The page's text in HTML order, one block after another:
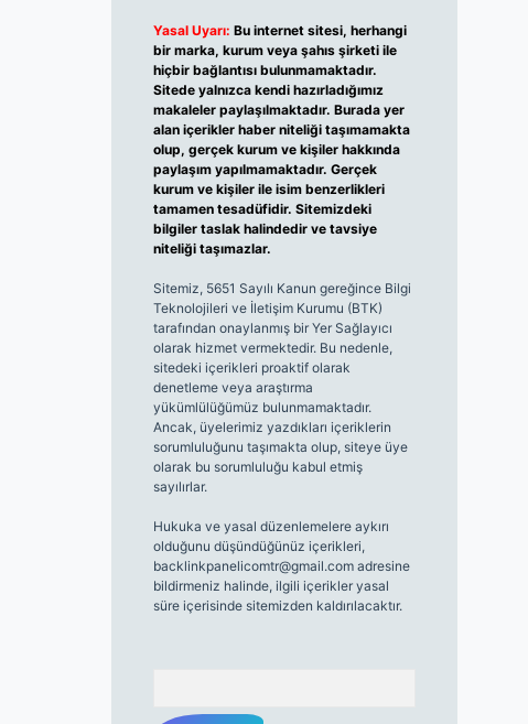
Yasal Uyarı: Bu internet sitesi, herhangi
bir marka, kurum veya şahıs şirketi ile
hiçbir bağlantısı bulunmamaktadır.
Sitede yalnızca kendi hazırladığımız
makaleler paylaşılmaktadır. Burada yer
alan içerikler haber niteliği taşımamakta
olup, gerçek kurum ve kişiler hakkında
paylaşım yapılmamaktadır. Gerçek
kurum ve kişiler ile isim benzerlikleri
tamamen tesadüfidir. Sitemizdeki
bilgiler taslak halindedir ve tavsiye
niteliği taşımazlar.
Sitemiz, 5651 Sayılı Kanun gereğince Bilgi
Teknolojileri ve İletişim Kurumu (BTK)
tarafından onaylanmış bir Yer Sağlayıcı
olarak hizmet vermektedir. Bu nedenle,
sitedeki içerikleri proaktif olarak
denetleme veya araştırma
yükümlülüğümüz bulunmamaktadır.
Ancak, üyelerimiz yazdıkları içeriklerin
sorumluluğunu taşımakta olup, siteye üye
olarak bu sorumluluğu kabul etmiş
sayılırlar.
Hukuka ve yasal düzenlemelere aykırı
olduğunu düşündüğünüz içerikleri,
backlinkpanelicomtr@gmail.comadresine
bildirmeniz halinde, ilgili içerikler yasal
süre içerisinde sitemizden kaldırılacaktır.